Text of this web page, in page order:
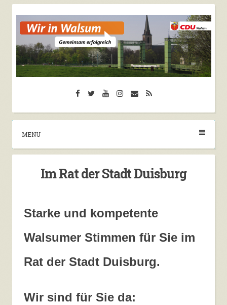
content
CDU Walsum
Herzlich Willkommen auf der Seite der CDU
Walsum
Facebook
TwitterYouTubeInstagram
EmailRSS
MENU
Im Rat der Stadt Duisburg
Starke und kompetente
Walsumer Stimmen für Sie im
Rat der Stadt Duisburg.
Wir sind für Sie da: